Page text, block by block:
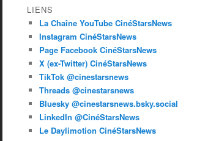
LIENS
La Chaîne YouTube CinéStarsNews
Instagram CinéStarsNews
Page Facebook CinéStarsNews
X (ex-Twitter) CinéStarsNews
TikTok @cinestarsnews
Threads @cinestarsnews
Bluesky @cinestarsnews.bsky.social‬
LinkedIn @CinéStarsNews
Le Daylimotion CinéStarsNews